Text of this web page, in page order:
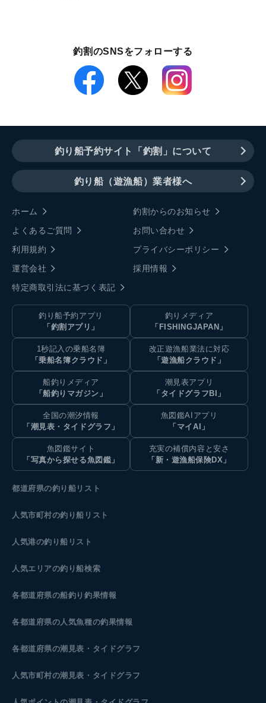
釣割のSNSをフォローする
釣り船予約サイト「釣割」について
釣り船（遊漁船）業者様へ
ホーム
釣割からのお知らせ
よくあるご質問
お問い合わせ
利用規約
プライバシーポリシー
運営会社
採用情報
特定商取引法に基づく表記
釣り船予約アプリ
「釣割アプリ」
釣りメディア
「FISHINGJAPAN」
1秒記入の乗船名簿
「乗船名簿クラウド」
改正遊漁船業法に対応
「遊漁船クラウド」
船釣りメディア
「船釣りマガジン」
潮見表アプリ
「タイドグラフBI」
全国の潮汐情報
「潮見表・タイドグラフ」
魚図鑑AIアプリ
「マイAI」
魚図鑑サイト
「写真から探せる魚図鑑」
充実の補償内容と安さ
「新・遊漁船保険DX」
都道府県の釣り船リスト
人気市町村の釣り船リスト
人気港の釣り船リスト
人気エリアの釣り船検索
各都道府県の船釣り釣果情報
各都道府県の人気魚種の釣果情報
各都道府県の潮見表 ・タイドグラフ
人気市町村の潮見表・タイドグラフ